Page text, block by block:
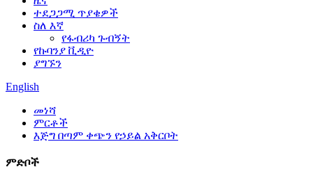
ተደጋጋሚ ጥያቄዎች
ስለ እኛ
የፋብሪካ ጉብኝት
የኩባንያ ቪዲዮ
ያግኙን
English
መነሻ
ምርቶች
እጅግ በጣም ቀጭን የኃይል አቅርቦት
ምድቦች